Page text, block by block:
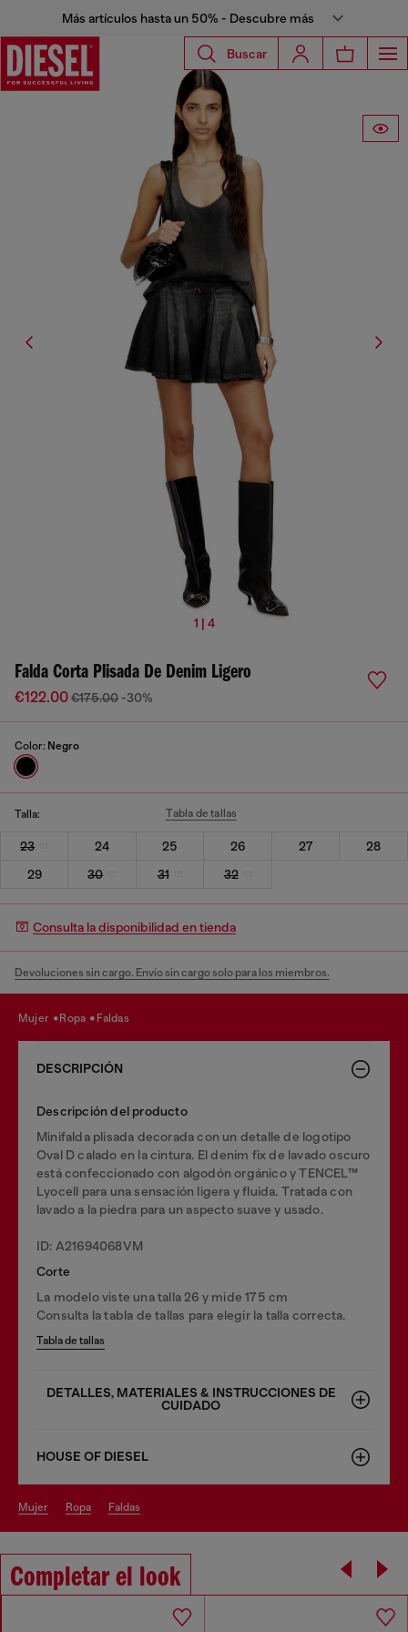
Más artículos hasta un 50% - Descubre más
Buscar
1 | 4
Falda Corta Plisada De Denim Ligero
€122.00€175.00 -30%
Color: Negro
Talla: Tabla de tallas
23 24 25 26 27
28
29
30 31 32
Consulta la disponibilidad en tienda
Devoluciones sin cargo. Envío sin cargo solo para los miembros.
mujer ropa faldas
DESCRIPCIÓN
Descripción del producto
Minifalda plisada decorada con un detalle de logotipo
Oval D calado en la cintura. El denim fix de lavado oscuro
está confeccionado con algodón orgánico y TENCEL™
Lyocell para una sensación ligera y fluida. Tratada con
lavado a la piedra para un aspecto suave y usado.
ID: A21694068VM
Corte
La modelo viste una talla 26 y mide 175 cm
Consulta la tabla de tallas para elegir la talla correcta.
Tabla de tallas
DETALLES, MATERIALES & INSTRUCCIONES DE
CUIDADO
HOUSE OF DIESEL
mujer ropa faldas
Completar el look